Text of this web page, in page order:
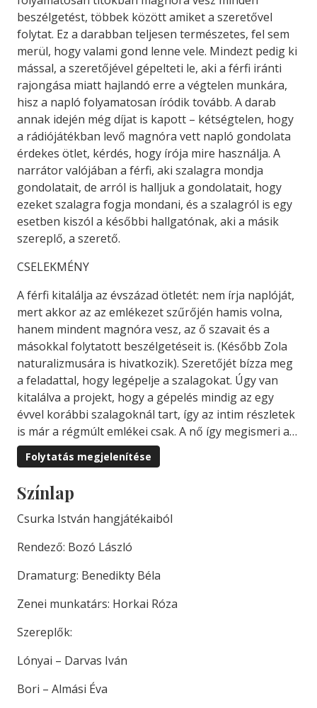
beszélgetést, többek között amiket a szeretővel
folytat. Ez a darabban teljesen természetes, fel sem
merül, hogy valami gond lenne vele. Mindezt pedig ki
mással, a szeretőjével gépelteti le, aki a férfi iránti
rajongása miatt hajlandó erre a végtelen munkára,
hisz a napló folyamatosan íródik tovább. A darab
annak idején még díjat is kapott – kétségtelen, hogy
a rádiójátékban levő magnóra vett napló gondolata
érdekes ötlet, kérdés, hogy írója mire használja. A
narrátor valójában a férfi, aki szalagra mondja
gondolatait, de arról is halljuk a gondolatait, hogy
ezeket szalagra fogja mondani, és a szalagról is egy
esetben kiszól a későbbi hallgatónak, aki a másik
szereplő, a szerető.
CSELEKMÉNY
A férfi kitalálja az évszázad ötletét: nem írja naplóját,
mert akkor az az emlékezet szűrőjén hamis volna,
hanem mindent magnóra vesz, az ő szavait és a
másokkal folytatott beszélgetéseit is. (Később Zola
naturalizmusára is hivatkozik). Szeretőjét bízza meg
a feladattal, hogy legépelje a szalagokat. Úgy van
kitalálva a projekt, hogy a gépelés mindig az egy
évvel korábbi szalagoknál tart, így az intim részletek
is már a régmúlt emlékei csak. A nő így megismeri a…
Folytatás megjelenítése
Színlap
Csurka István hangjátékaiból
Rendező: Bozó László
Dramaturg: Benedikty Béla
Zenei munkatárs: Horkai Róza
Szereplők:
Lónyai – Darvas Iván
Bori – Almási Éva